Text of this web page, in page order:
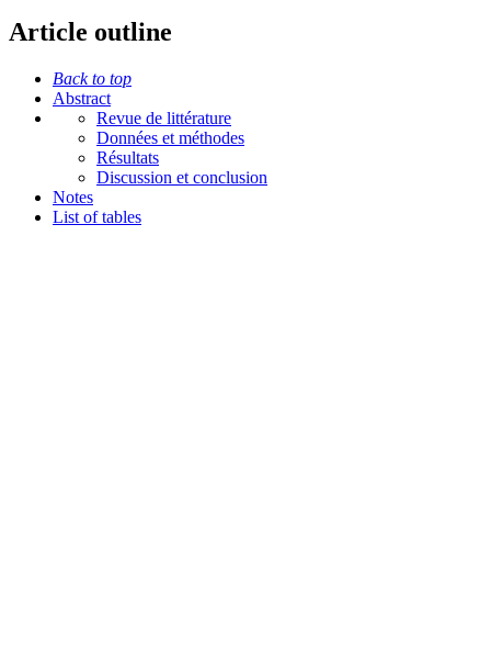
Article outline
Back to top
Abstract
Revue de littérature
Données et méthodes
Résultats
Discussion et conclusion
Notes
List of tables